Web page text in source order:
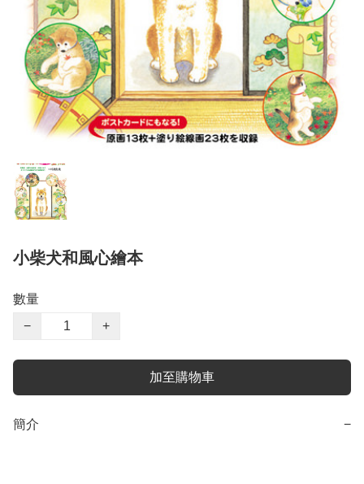
小柴犬和風心繪本
數量
−
+
加至購物車
簡介 −